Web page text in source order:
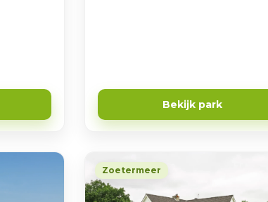
Bekijk park
Zoetermeer